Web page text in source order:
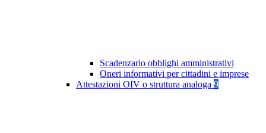
Scadenzario obblighi amministrativi
Oneri informativi per cittadini e imprese
Attestazioni OIV o struttura analoga 9